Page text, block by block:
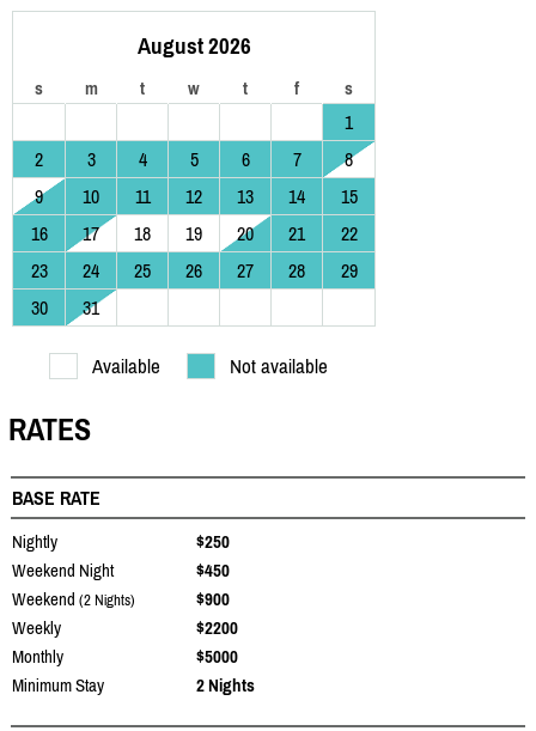
August 2026
s m t w t f s
1
2
3 4 5 6 7
8
9
10 11 12 13 14
15
16
17 18 19 20 21
22
23
24 25 26 27 28
29
30
31
Available Not available
RATES
BASE RATE
Nightly
$250
Weekend Night
$450
Weekend (2 Nights)
$900
Weekly
$2200
Monthly
$5000
Minimum Stay
2 Nights